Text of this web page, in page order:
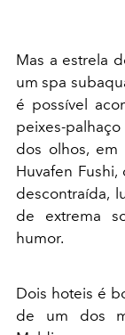
Mas a estrela
um spa
é possível
peixes-
dos olhos, em
Huvafen
descontraída,
de extrema
humor.
Dois hoteis é
de um dos